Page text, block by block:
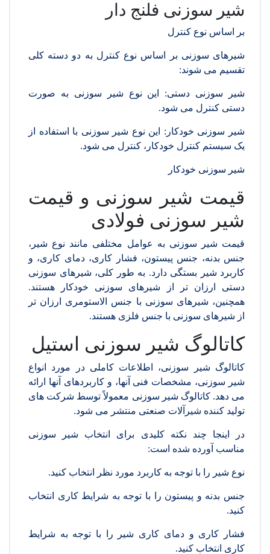
شیر سوزنی فلنج دار
بر اساس نوع کنترل
شیرهای سوزنی بر اساس نوع کنترل به دو دسته کلی
تقسیم می شوند:
شیر سوزنی دستی: این نوع شیر سوزنی به صورت
دستی کنترل می شود.
شیر سوزنی خودکار: این نوع شیر سوزنی با استفاده از
یک سیستم کنترل خودکار، کنترل می شود.
شیر سوزنی خودکار
قیمت شیر سوزنی و قیمت
شیر سوزنی فولادی
قیمت شیر سوزنی به عوامل مختلفی مانند نوع شیر،
جنس بدنه، جنس پیستون، فشار کاری، دمای کاری، و
کاربرد شیر بستگی دارد. به طور کلی، شیرهای سوزنی
دستی ارزان تر از شیرهای سوزنی خودکار هستند.
همچنین، شیرهای سوزنی با جنس الاستومری ارزان تر
از شیرهای سوزنی با جنس فلزی هستند.
کاتالوگ شیر سوزنی استیل
کاتالوگ شیر سوزنی، اطلاعات کاملی در مورد انواع
شیر سوزنی، مشخصات فنی آنها، و کاربردهای آنها ارائه
می دهد. کاتالوگ شیر سوزنی معمولاً توسط شرکت های
تولید کننده شیرآلات صنعتی منتشر می شود.
در اینجا چند نکته کلیدی برای انتخاب شیر سوزنی
مناسب آورده شده است:
نوع شیر را با توجه به کاربرد مورد نظر انتخاب کنید.
جنس بدنه و پیستون را با توجه به شرایط کاری انتخاب
کنید.
فشار کاری و دمای کاری شیر را با توجه به شرایط
کاری انتخاب کنید.